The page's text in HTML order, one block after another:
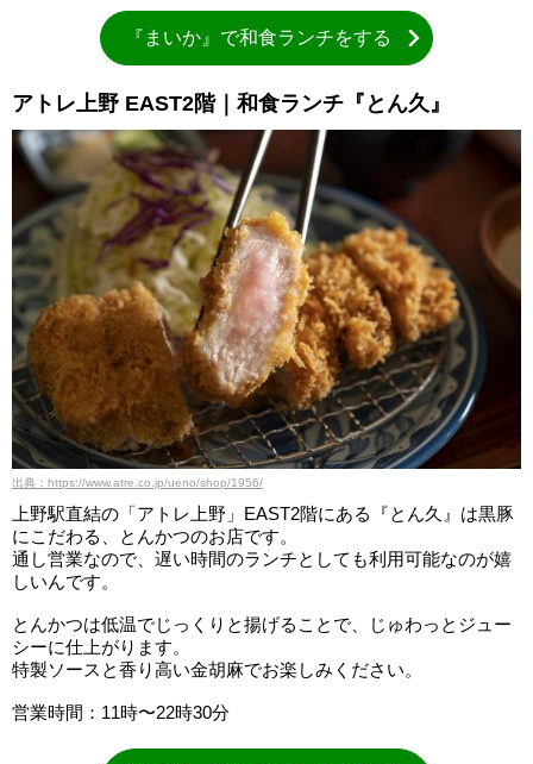
『まいか』で和食ランチをする
アトレ上野 EAST2階｜和食ランチ『とん久』
出典：https://www.atre.co.jp/ueno/shop/1956/
上野駅直結の「アトレ上野」EAST2階にある『とん久』は黒豚
にこだわる、とんかつのお店です。
通し営業なので、遅い時間のランチとしても利用可能なのが嬉
しいんです。
とんかつは低温でじっくりと揚げることで、じゅわっとジュー
シーに仕上がります。
特製ソースと香り高い金胡麻でお楽しみください。
営業時間：11時〜22時30分